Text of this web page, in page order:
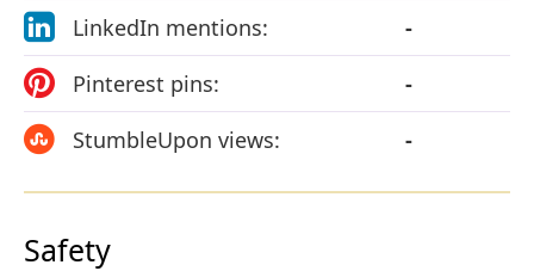
LinkedIn mentions:
-
Pinterest pins:
-
StumbleUpon views:
-
Safety